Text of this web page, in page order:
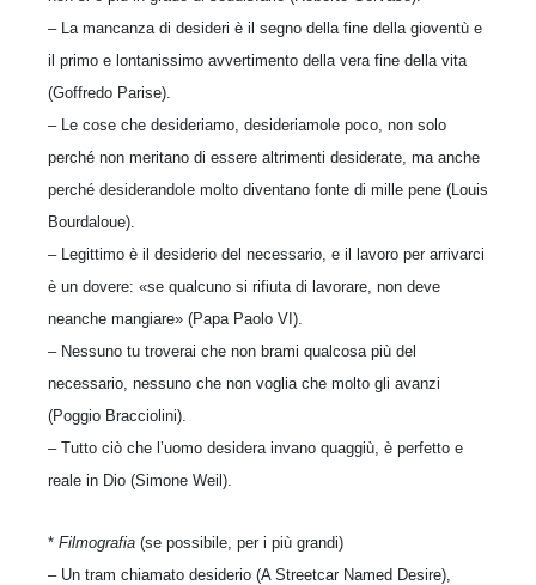
– La mancanza di desideri è il segno della fine della gioventù e
il primo e lontanissimo avvertimento della vera fine della vita
(Goffredo Parise).
– Le cose che desideriamo, desideriamole poco, non solo
perché non meritano di essere altrimenti desiderate, ma anche
perché desiderandole molto diventano fonte di mille pene (Louis
Bourdaloue).
– Legittimo è il desiderio del necessario, e il lavoro per arrivarci
è un dovere: «se qualcuno si rifiuta di lavorare, non deve
neanche mangiare» (Papa Paolo VI).
– Nessuno tu troverai che non brami qualcosa più del
necessario, nessuno che non voglia che molto gli avanzi
(Poggio Bracciolini).
– Tutto ciò che l’uomo desidera invano quaggiù, è perfetto e
reale in Dio (Simone Weil).
* Filmografia (se possibile, per i più grandi)
– Un tram chiamato desiderio (A Streetcar Named Desire),